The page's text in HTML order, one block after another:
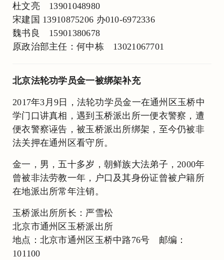
杜文亮 13901048980
宋建国 13910875206 办010-6972336
魏书良 15901380678
原政治部主任：何中栋 13021067701
北京法轮功学员金一被绑架补充
2017年3月9日，法轮功学员金一在通州区玉桥中
学门口讲真相，遇到玉桥派出所一便衣警察，遭
便衣警察诬告，被玉桥派出所绑架，至今仍被非
法关押在通州区看守所。
金一，男，五十多岁，朝鲜族大法弟子，2000年
曾被非法劳教一年，户口及其身份证曾被户籍所
在地派出所常年注销。
玉桥派出所所长：严雪松
北京市通州区玉桥派出所
地点：北京市通州区玉桥中路76号 邮编：
101100